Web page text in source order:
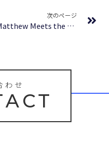
次のページ
Matthew Meets the Man – eBook (EPUB, PDF)
わせ